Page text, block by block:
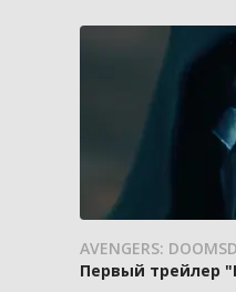
AVENGERS:
Первый трейлер